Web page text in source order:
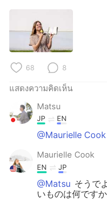
한국어
Indonesia
Português
68 8
แสดงความคิดเห็น
Matsu
JP EN
@Maurielle Cook
Maurielle Cook
EN JP
@Matsu そうで
いものは何ですか